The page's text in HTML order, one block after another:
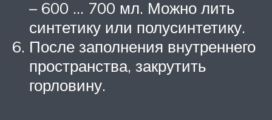
– 600 … 700 мл. Можно лить
синтетику или полусинтетику.
После заполнения внутреннего
пространства, закрутить
горловину.